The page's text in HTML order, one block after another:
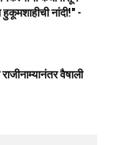
नांदी!" -
वैषाली